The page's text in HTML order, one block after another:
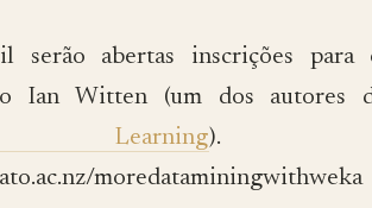
serão abertas inscrições para
Ian Witten (um dos autores
Learning).
moredataminingwithweka